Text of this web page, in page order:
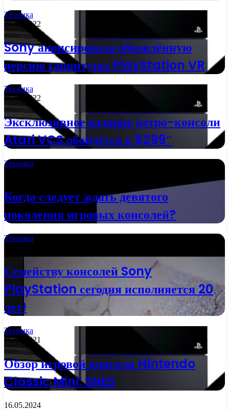
Техника
28.04.2022
Sony анонсировала обновлённую
версию гарнитуры PlayStation VR
Техника
09.02.2022
Эксклюзивное издание ретро-консоли
Atari VCS обойдётся в $299″
Техника
Когда следует ждать девятого
поколения игровых консолей?
Техника
Семейству консолей Sony
PlayStation сегодня исполняется 20
лет!
Техника
16.07.2021
Обзор игровой консоли Nintendo
Classic Mini: SNES
16.05.2024